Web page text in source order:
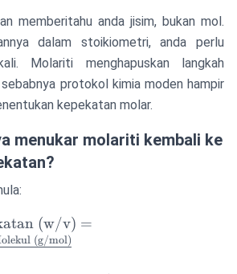
memberitahu anda jisim, bukan mol.
dalam stoikiometri, anda perlu
Molariti menghapuskan langkah
protokol kimia moden hampir
kepekatan molar.
menukar molariti kembali ke
v)}
(w/v) =
(g/mol)